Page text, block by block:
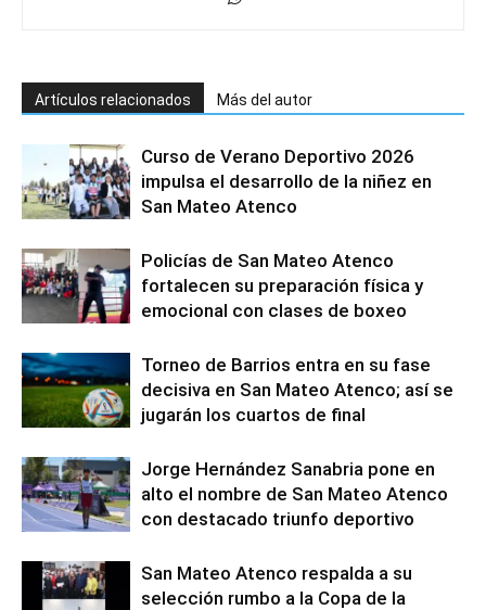
Artículos relacionados Más del autor
Curso de Verano Deportivo 2026
impulsa el desarrollo de la niñez en
San Mateo Atenco
Policías de San Mateo Atenco
fortalecen su preparación física y
emocional con clases de boxeo
Torneo de Barrios entra en su fase
decisiva en San Mateo Atenco; así se
jugarán los cuartos de final
Jorge Hernández Sanabria pone en
alto el nombre de San Mateo Atenco
con destacado triunfo deportivo
San Mateo Atenco respalda a su
selección rumbo a la Copa de la